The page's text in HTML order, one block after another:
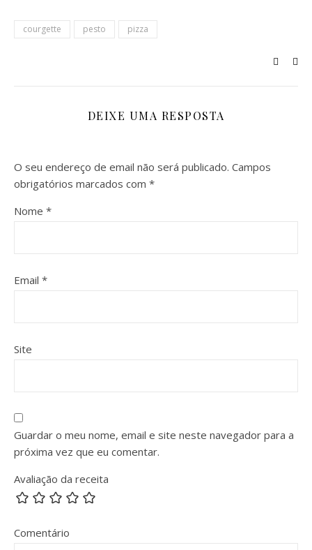
courgette pesto pizza
DEIXE UMA RESPOSTA
O seu endereço de email não será publicado. Campos
obrigatórios marcados com *
Nome *
Email *
Site
Guardar o meu nome, email e site neste navegador para a
próxima vez que eu comentar.
Avaliação da receita
Comentário